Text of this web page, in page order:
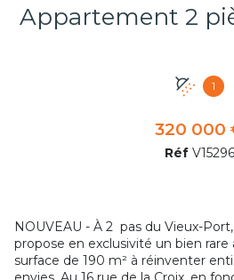
1
320 000
Réf V15296
NOUVEAU - À 2 pas du Vieux-
propose en exclusivité un bien
surface de 190 m² à réinventer